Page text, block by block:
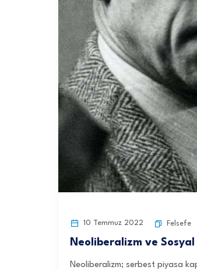
10 Temmuz 2022 Felsefe
Neoliberalizm ve Sosyal
Neoliberalizm; serbest piyasa